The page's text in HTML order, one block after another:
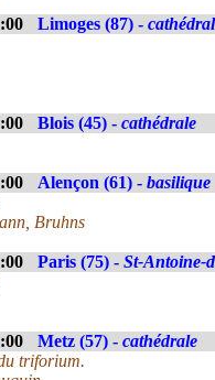
Limoges (87) -
Blois (45) - cathédrale
Alençon (61) - basilique
Bruhns
Paris (75) - St-Antoine-
Metz (57) - cathédrale
triforium.